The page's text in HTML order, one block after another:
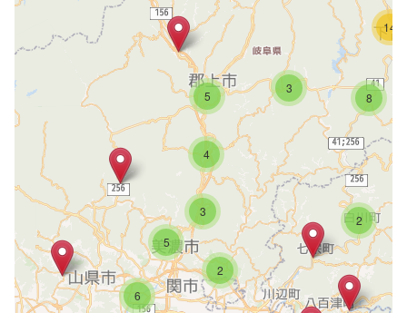
8
2
4
3
6
2
5
14
3
5